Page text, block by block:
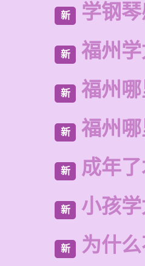
新 学钢
新 福州
新 福州
新 福州
新 成年
新 小孩
新 为什